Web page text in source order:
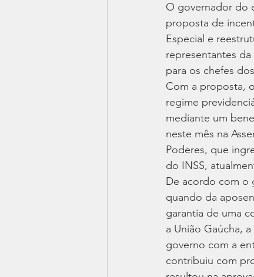
O governador do
proposta de
Especial e
representantes da
para os chefes
Com a proposta,
regime
mediante um
neste mês na
Poderes, que
do INSS,
De acordo com o
quando da
garantia de uma
a União Gaúcha,
governo com a
contribuiu com